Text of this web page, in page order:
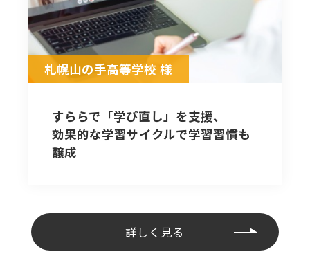
札幌山の手高等学校 様
すららで「学び直し」を支援、
効果的な学習サイクルで学習習慣も
醸成
詳しく見る